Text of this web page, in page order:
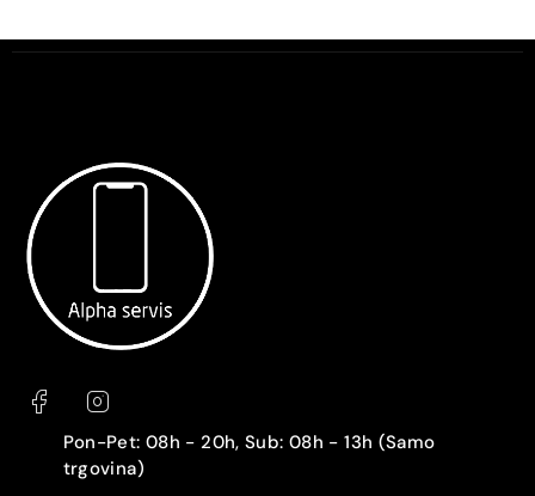
Pon-Pet: 08h - 20h, Sub: 08h - 13h (Samo
trgovina)